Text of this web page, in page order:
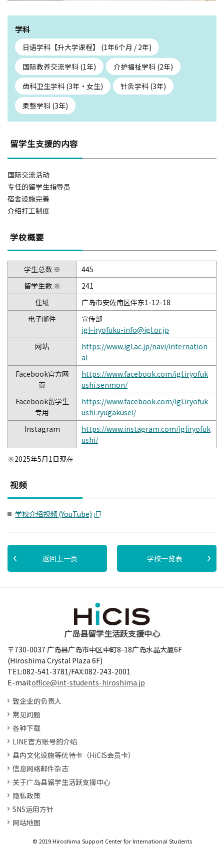
学科
日语学科【升大学课程】 (1年6个月 / 2年)
国际教养交流学科 (1年)
介护福祉学科 (2年)
齿科卫生学科 (3年・女生)
针灸学科 (3年)
柔整学科 (3年)
留学生支援的内容
国际交流活动
专任的留学生指导员
宿舍设施完善
介绍打工制度
学校概要
学生总数 ※
445
留学生数 ※
241
住址
广岛市安佐南区伴东1-12-18
电子邮件
宣传部
igl-iryofuku-info@igl.or.jp
网站
https://www.igl.ac.jp/navi/internation
al
Facebook官方网
页
https://www.facebook.com/igl.iryofuk
ushi.senmon/
Facebook留学生
专用
https://www.facebook.com/igl.iryofuk
ushi.ryugakusei/
Instagram
https://www.instagram.com/igliryofuk
ushi/
※2025年5月1日现在
视频
学校介绍视频 (YouTube)
返回上一页 学校一览表
广岛县留学生活跃支援中心
〒730-0037 广岛县广岛市中区中町8-18广岛水晶大厦6F
(Hiroshima Crystal Plaza 6F)
TEL:082-541-3781/FAX:082-243-2001
E-mail:office@int-students-hiroshima.jp
致企业的负责人
常见问题
各种下载
LINE官方账号的介绍
县内文化设施等优待卡（HiCIS会员卡）
信息网络邮件杂志
关于广岛县留学生活跃支援中心
隐私政策
SNS运用方针
网站地图
© 2019 Hiroshima Support Center for International Students